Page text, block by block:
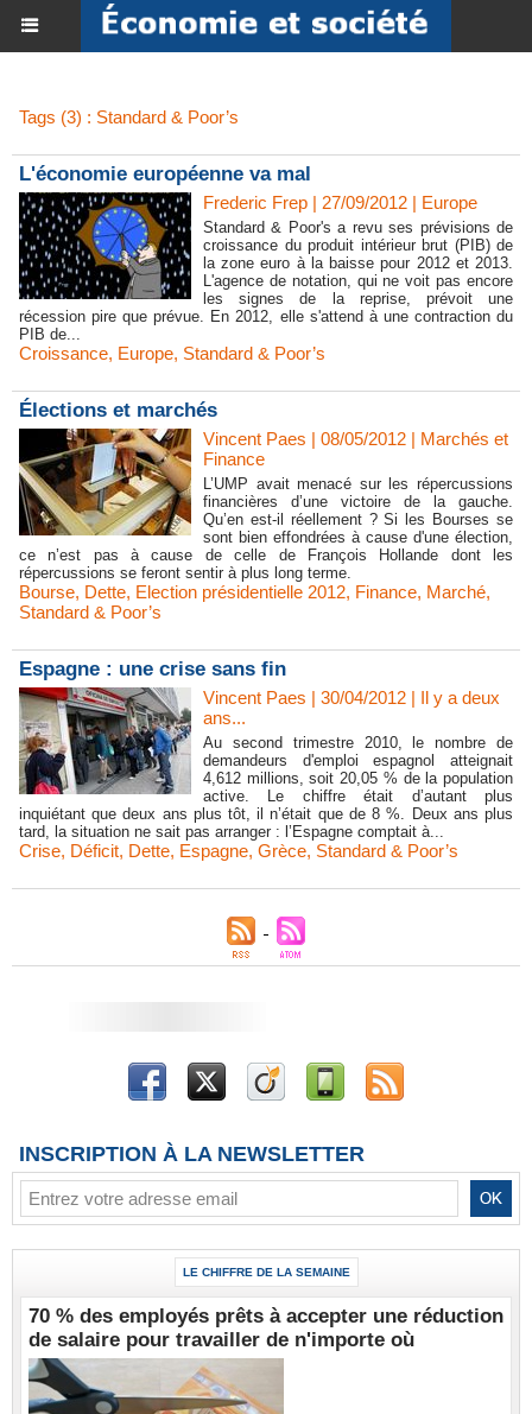
Tags (3) : Standard & Poor’s
L'économie européenne va mal
Frederic Frep | 27/09/2012 | Europe
Standard & Poor's a revu ses prévisions de
croissance du produit intérieur brut (PIB) de
la zone euro à la baisse pour 2012 et 2013.
L'agence de notation, qui ne voit pas encore
les signes de la reprise, prévoit une
récession pire que prévue. En 2012, elle s'attend à une contraction du
PIB de...
Croissance, Europe, Standard & Poor’s
Élections et marchés
Vincent Paes | 08/05/2012 | Marchés et
Finance
L’UMP avait menacé sur les répercussions
financières d’une victoire de la gauche.
Qu’en est-il réellement ? Si les Bourses se
sont bien effondrées à cause d'une élection,
ce n’est pas à cause de celle de François Hollande dont les
répercussions se feront sentir à plus long terme.
Bourse, Dette, Election présidentielle 2012, Finance, Marché,
Standard & Poor’s
Espagne : une crise sans fin
Vincent Paes | 30/04/2012 | Il y a deux
ans...
Au second trimestre 2010, le nombre de
demandeurs d'emploi espagnol atteignait
4,612 millions, soit 20,05 % de la population
active. Le chiffre était d’autant plus
inquiétant que deux ans plus tôt, il n’était que de 8 %. Deux ans plus
tard, la situation ne sait pas arranger : l’Espagne comptait à...
Crise, Déficit, Dette, Espagne, Grèce, Standard & Poor’s
INSCRIPTION À LA NEWSLETTER
LE CHIFFRE DE LA SEMAINE
70 % des employés prêts à accepter une réduction
de salaire pour travailler de n'importe où